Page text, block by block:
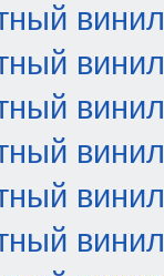
винил
винил
винил
винил
винил
винил